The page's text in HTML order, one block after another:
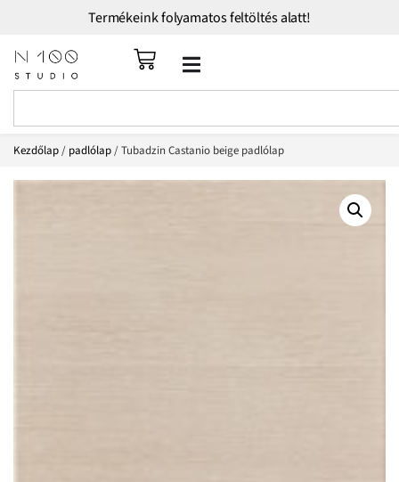
Termékeink folyamatos feltöltés alatt!
Kezdőlap/ padlólap/ Tubadzin Castanio beige padlólap